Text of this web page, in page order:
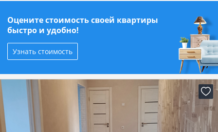
Оцените стоимость своей квартиры
быстро и удобно!
Узнать стоимость